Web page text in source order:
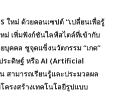
ใหม่ ด้วยคอนเซปต์ “เปลี่ยนเพื่อรู้
ม่ เพิ่มฟังก์ชันไลฟ์สไตล์ที่เข้ากับ
บุคคล ชูจุดแข็งนวัตกรรม “เกด”
ระดิษฐ์ หรือ AI (Artificial
ามารถเรียนรู้และประมวลผล
ครงสร้างเทคโนโลยีรูปแบบ